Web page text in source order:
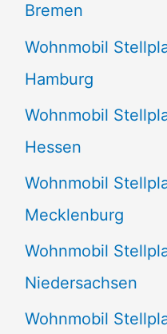
Bremen
Wohnmobil
Hamburg
Wohnmobil
Hessen
Wohnmobil
Mecklenburg
Wohnmobil
Niedersachsen
Wohnmobil